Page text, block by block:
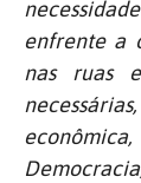
enfrente a
nas ruas